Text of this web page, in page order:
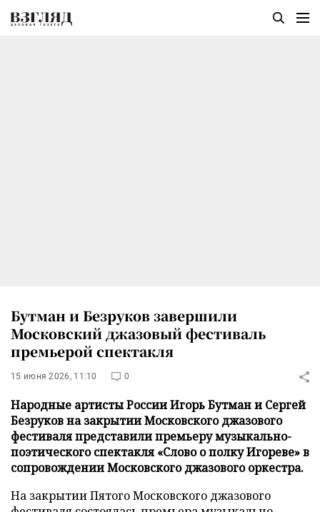
Бутман и Безруков завершили
Московский джазовый фестиваль
премьерой спектакля
15 июня 2026, 11:10 0
Народные артисты России Игорь Бутман и Сергей
Безруков на закрытии Московского джазового
фестиваля представили премьеру музыкально-
поэтического спектакля «Слово о полку Игореве» в
сопровождении Московского джазового оркестра.
На закрытии Пятого Московского джазового